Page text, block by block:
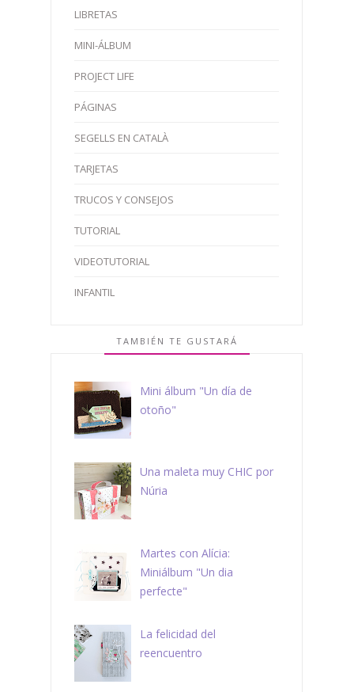
LIBRETAS
MINI-ÁLBUM
PROJECT LIFE
PÁGINAS
SEGELLS EN CATALÀ
TARJETAS
TRUCOS Y CONSEJOS
TUTORIAL
VIDEOTUTORIAL
INFANTIL
TAMBIÉN TE GUSTARÁ
Mini álbum "Un día de
otoño"
Una maleta muy CHIC por
Núria
Martes con Alícia:
Miniálbum "Un dia
perfecte"
La felicidad del
reencuentro